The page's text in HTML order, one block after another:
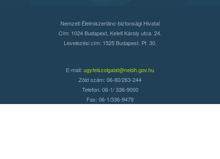
Nemzeti Élelmiszerlánc-biztonsági Hivatal
Cím: 1024 Budapest, Keleti Károly utca. 24.
Levelezési cím: 1525 Budapest. Pf. 30.
E-mail: ugyfelszolgalat@nebih.gov.hu
Zöld szám: 06-80/263-244
Telefon: 06-1/ 336-9000
Fax: 06-1/336-9479